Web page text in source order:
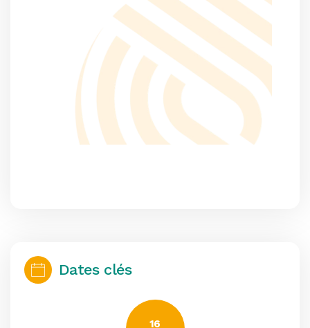
Dates clés
16